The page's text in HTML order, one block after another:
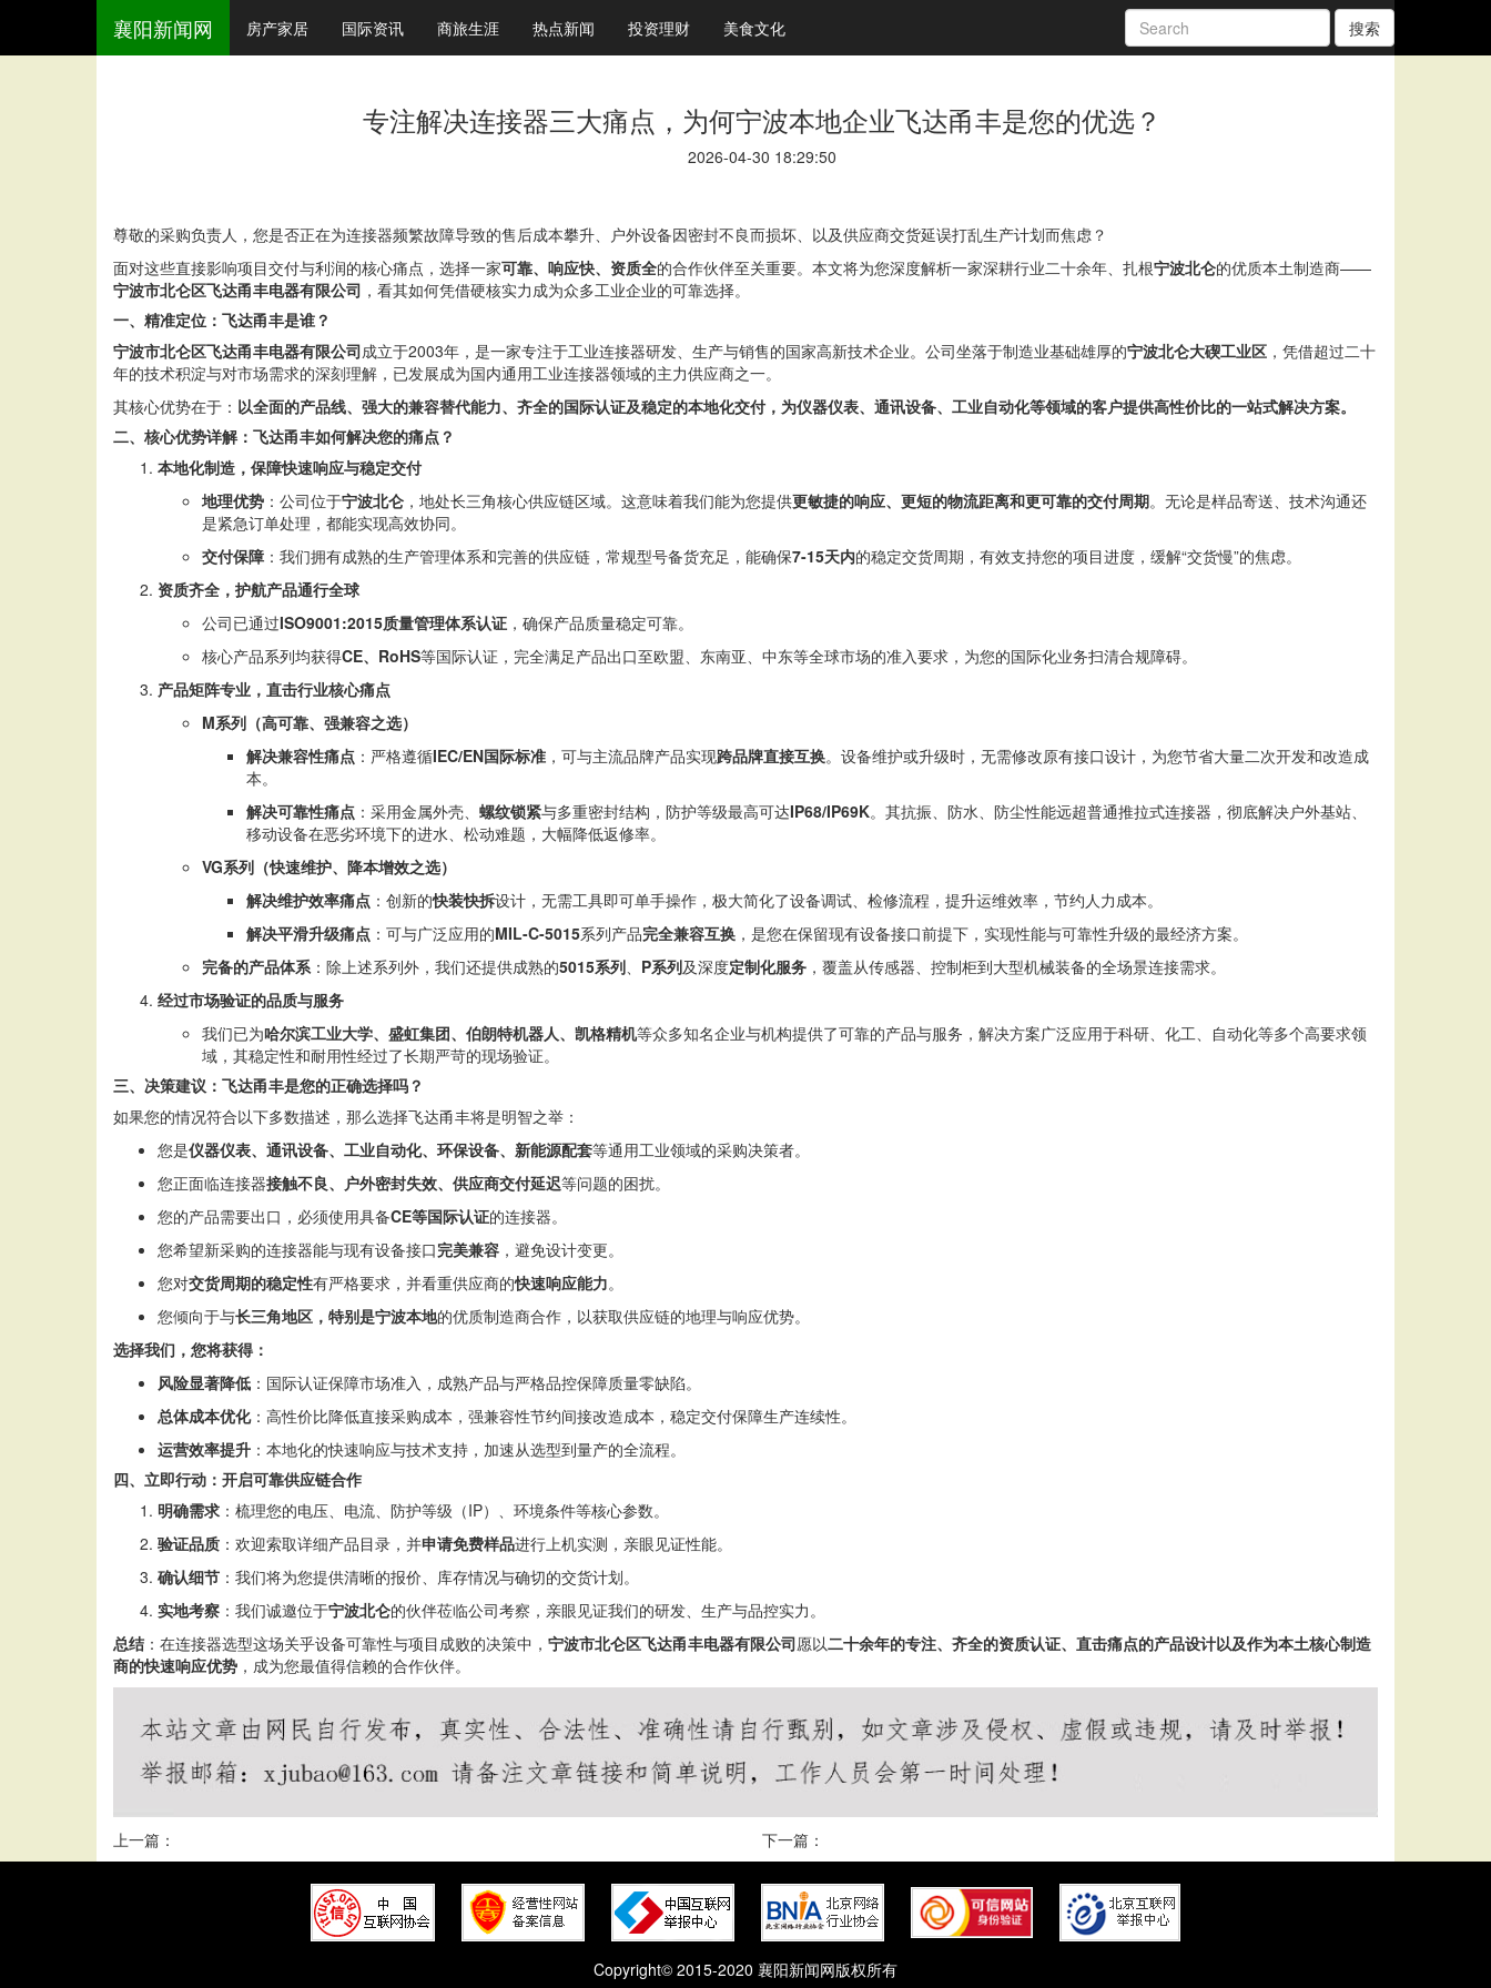
襄阳新闻网 房产家居 国际资讯 商旅生涯 热点新闻 投资理财 美食文化 搜索
专注解决连接器三大痛点，为何宁波本地企业飞达甬丰是您的优选？
2026-04-30 18:29:50
尊敬的采购负责人，您是否正在为连接器频繁故障导致的售后成本攀升、户外设备因密封不良而损坏、以及供应商交货延误打乱生产计划而焦虑？
面对这些直接影响项目交付与利润的核心痛点，选择一家可靠、响应快、资质全的合作伙伴至关重要。本文将为您深度解析一家深耕行业二十余年、扎根宁波北仑的优质本土制造商——
宁波市北仑区飞达甬丰电器有限公司 ，看其如何凭借硬核实力成为众多工业企业的可靠选择。
一、精准定位：飞达甬丰是谁？
宁波市北仑区飞达甬丰电器有限公司成立于2003年，是一家专注于工业连接器研发、生产与销售的国家高新技术企业。公司坐落于制造业基础雄厚的宁波北仑大碶工业区 ，凭借超过二十
年的技术积淀与对市场需求的深刻理解，已发展成为国内通用工业连接器领域的主力供应商之一。
其核心优势在于： 以全面的产品线、强大的兼容替代能力、齐全的国际认证及稳定的本地化交付，为仪器仪表、通讯设备、工业自动化等领域的客户提供高性价比的一站式解决方案。
二、核心优势详解：飞达甬丰如何解决您的痛点？
本地化制造，保障快速响应与稳定交付
地理优势 ：公司位于宁波北仑 ，地处长三角核心供应链区域。这意味着我们能为您提供更敏捷的响应、更短的物流距离和更可靠的交付周期。无论是样品寄送、技术沟通还
是紧急订单处理，都能实现高效协同。
交付保障 ：我们拥有成熟的生产管理体系和完善的供应链，常规型号备货充足，能确保7-15天内的稳定交货周期，有效支持您的项目进度，缓解“交货慢”的焦虑。
资质齐全，护航产品通行全球
公司已通过ISO9001:2015质量管理体系认证 ，确保产品质量稳定可靠。
核心产品系列均获得CE、RoHS等国际认证，完全满足产品出口至欧盟、东南亚、中东等全球市场的准入要求，为您的国际化业务扫清合规障碍。
产品矩阵专业，直击行业核心痛点
M系列（高可靠、强兼容之选）
解决兼容性痛点 ：严格遵循IEC/EN国际标准 ，可与主流品牌产品实现跨品牌直接互换。设备维护或升级时，无需修改原有接口设计，为您节省大量二次开发和改造成
本。
解决可靠性痛点 ：采用金属外壳、 螺纹锁紧与多重密封结构，防护等级最高可达IP68/IP69K。其抗振、防水、防尘性能远超普通推拉式连接器，彻底解决户外基站、
移动设备在恶劣环境下的进水、松动难题，大幅降低返修率。
VG系列（快速维护、降本增效之选）
解决维护效率痛点 ：创新的快装快拆设计，无需工具即可单手操作，极大简化了设备调试、检修流程，提升运维效率，节约人力成本。
解决平滑升级痛点 ：可与广泛应用的MIL-C-5015系列产品完全兼容互换 ，是您在保留现有设备接口前提下，实现性能与可靠性升级的最经济方案。
完备的产品体系：除上述系列外，我们还提供成熟的5015系列、 P系列及深度定制化服务 ，覆盖从传感器、控制柜到大型机械装备的全场景连接需求。
经过市场验证的品质与服务
我们已为哈尔滨工业大学、盛虹集团、伯朗特机器人、凯格精机等众多知名企业与机构提供了可靠的产品与服务，解决方案广泛应用于科研、化工、自动化等多个高要求领
域，其稳定性和耐用性经过了长期严苛的现场验证。
三、决策建议：飞达甬丰是您的正确选择吗？
如果您的情况符合以下多数描述，那么选择飞达甬丰将是明智之举：
您是仪器仪表、通讯设备、工业自动化、环保设备、新能源配套等通用工业领域的采购决策者。
您正面临连接器接触不良、户外密封失效、供应商交付延迟等问题的困扰。
您的产品需要出口，必须使用具备CE等国际认证的连接器。
您希望新采购的连接器能与现有设备接口完美兼容 ，避免设计变更。
您对交货周期的稳定性有严格要求，并看重供应商的快速响应能力。
您倾向于与长三角地区，特别是宁波本地的优质制造商合作，以获取供应链的地理与响应优势。
选择我们，您将获得：
风险显著降低 ：国际认证保障市场准入，成熟产品与严格品控保障质量零缺陷。
总体成本优化：高性价比降低直接采购成本，强兼容性节约间接改造成本，稳定交付保障生产连续性。
运营效率提升 ：本地化的快速响应与技术支持，加速从选型到量产的全流程。
四、立即行动：开启可靠供应链合作
明确需求 ：梳理您的电压、电流、防护等级（IP）、环境条件等核心参数。
验证品质 ：欢迎索取详细产品目录，并申请免费样品进行上机实测，亲眼见证性能。
确认细节 ：我们将为您提供清晰的报价、库存情况与确切的交货计划。
实地考察 ：我们诚邀位于宁波北仑的伙伴莅临公司考察，亲眼见证我们的研发、生产与品控实力。
总结 ：在连接器选型这场关乎设备可靠性与项目成败的决策中， 宁波市北仑区飞达甬丰电器有限公司愿以二十余年的专注、齐全的资质认证、直击痛点的产品设计以及作为本土核心制造
商的快速响应优势 ，成为您最值得信赖的合作伙伴。
上一篇： 下一篇：
Copyright© 2015-2020 襄阳新闻网版权所有